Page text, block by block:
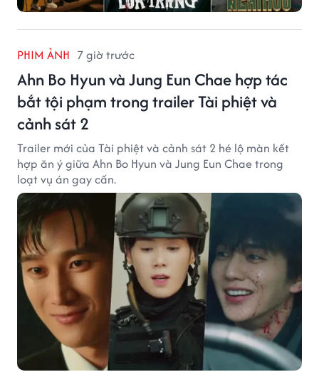
PHIM ẢNH 7 giờ trước
Ahn Bo Hyun và Jung Eun Chae hợp tác
bắt tội phạm trong trailer Tài phiệt và
cảnh sát 2
Trailer mới của Tài phiệt và cảnh sát 2 hé lộ màn kết
hợp ăn ý giữa Ahn Bo Hyun và Jung Eun Chae trong
loạt vụ án gay cấn.